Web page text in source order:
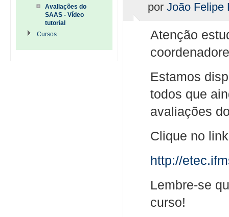
por João Felipe
Atenção
Estamos
todos que
avaliações
Clique no
http://
Lembre-se
curso!
Avaliações do
SAAS - Vídeo
tutorial
Cursos